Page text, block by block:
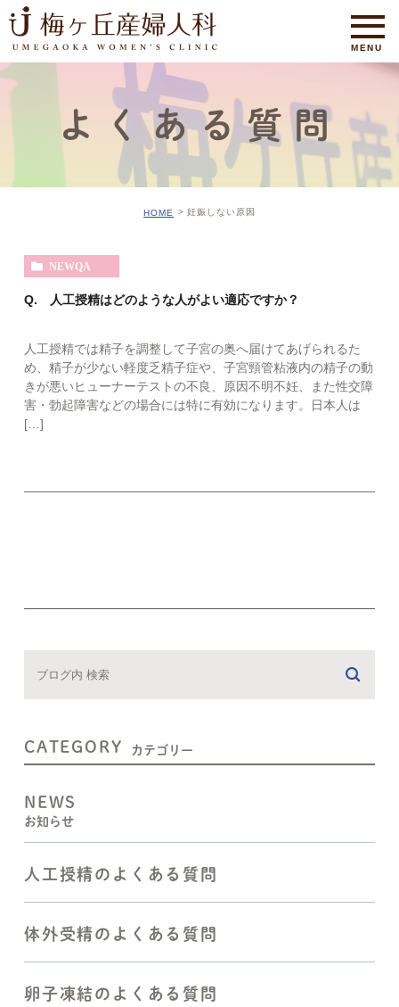
よくある質問
HOME 妊娠しない原因
NEWQA
Q. 人工授精はどのような人がよい適応ですか？
人工授精では精子を調整して子宮の奥へ届けてあげられるた
め、精子が少ない軽度乏精子症や、子宮頸管粘液内の精子の動
きが悪いヒューナーテストの不良、原因不明不妊、また性交障
害・勃起障害などの場合には特に有効になります。日本人は
[…]
CATEGORY カテゴリー
NEWS
お知らせ
人工授精のよくある質問
体外受精のよくある質問
卵子凍結のよくある質問